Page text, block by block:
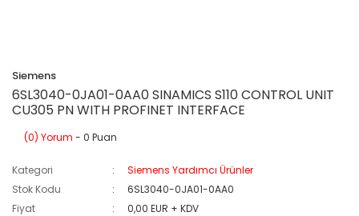
Siemens
6SL3040-0JA01-0AA0 SINAMICS S110 CONTROL UNIT
CU305 PN WITH PROFINET INTERFACE
(0) Yorum - 0 Puan
Kategori
Siemens Yardımcı Ürünler
Stok Kodu
6SL3040-0JA01-0AA0
Fiyat
0,00 EUR + KDV